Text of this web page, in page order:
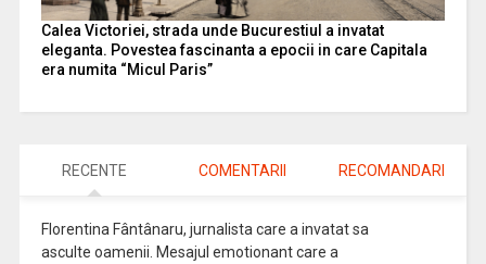
Calea Victoriei, strada unde Bucurestiul a invatat
eleganta. Povestea fascinanta a epocii in care Capitala
era numita “Micul Paris”
RECENTE COMENTARII RECOMANDARI
Florentina Fântânaru, jurnalista care a invatat sa
asculte oamenii. Mesajul emotionant care a